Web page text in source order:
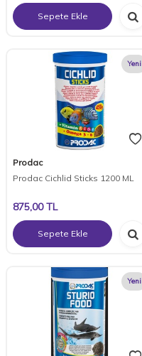
Sepete Ekle
Yeni
Prodac
Prodac Cichlid Sticks 1200 ML
875,00TL
Sepete Ekle
Yeni